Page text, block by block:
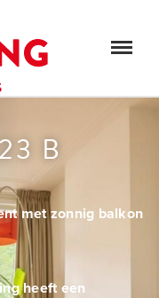
B
met zonnig balkon
heeft een